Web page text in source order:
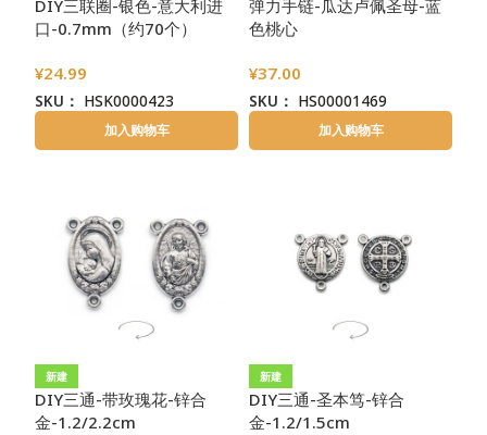
DIY三联圈-银色-意大利进
口-0.7mm（约70个）
¥24.99
SKU： HSK0000423
加入购物车
弹力手链-瓜达卢佩圣母-蓝
色桃心
¥37.00
SKU： HS00001469
加入购物车
新建
DIY三通-带玫瑰花-锌合
金-1.2/2.2cm
新建
DIY三通-圣本笃-锌合
金-1.2/1.5cm